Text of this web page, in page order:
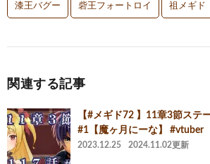
漆王バグー 砦王フォートロイ 祖メギド
関連する記事
【#メギド72 】11章3節ステ
#1【魔ヶ月にーな】 #vtuber
2023.12.25 2024.11.02更新